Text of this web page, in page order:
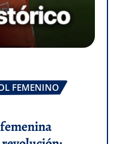
FEMENINO